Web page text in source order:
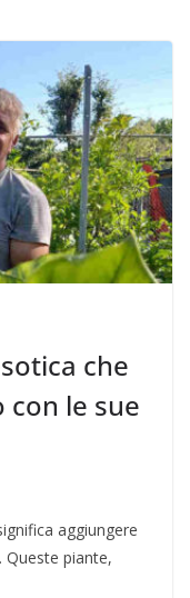
che
le sue
aggiungere
piante,